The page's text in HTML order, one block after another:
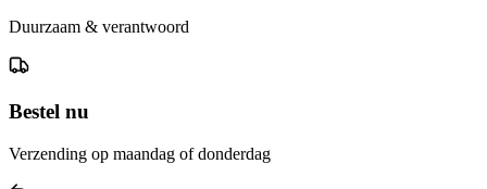
Duurzaam & verantwoord
Bestel nu
Verzending op maandag of donderdag